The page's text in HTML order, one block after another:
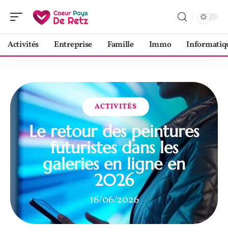
Activités Entreprise Famille Immo
ACTIVITÉS
Le retour des peintures
futuristes dans les
galeries en ligne en
2026
16/06/2026